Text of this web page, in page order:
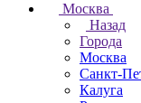
Москва
Назад
Города
Москва
Санкт-
Калуга